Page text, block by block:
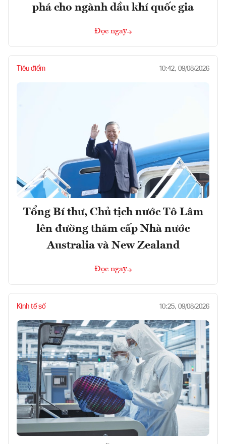
phá cho ngành dầu khí quốc gia
Đọc ngay
Tiêu điểm 10:42, 09/08/2026
Tổng Bí thư, Chủ tịch nước Tô Lâm
lên đường thăm cấp Nhà nước
Australia và New Zealand
Đọc ngay
Kinh tế số 10:25, 09/08/2026